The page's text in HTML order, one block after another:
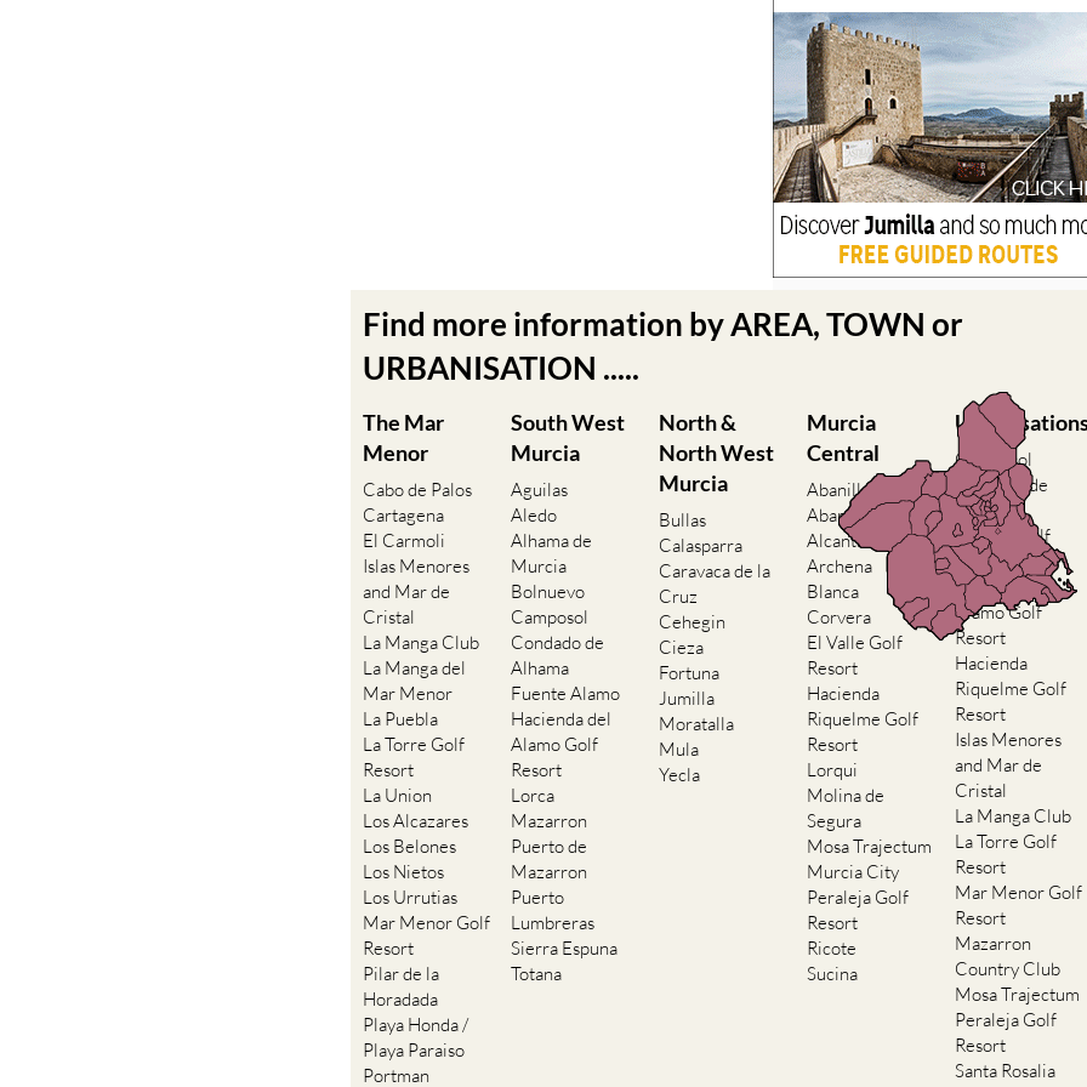
Find more information by AREA, TOWN or
URBANISATION .....
The Mar
Menor
Cabo de Palos
Cartagena
El Carmoli
Islas Menores
and Mar de
Cristal
La Manga Club
La Manga del
Mar Menor
La Puebla
La Torre Golf
Resort
La Union
Los Alcazares
Los Belones
Los Nietos
Los Urrutias
Mar Menor Golf
Resort
Pilar de la
Horadada
Playa Honda /
Playa Paraiso
Portman
South West
Murcia
Aguilas
Aledo
Alhama de
Murcia
Bolnuevo
Camposol
Condado de
Alhama
Fuente Alamo
Hacienda del
Alamo Golf
Resort
Lorca
Mazarron
Puerto de
Mazarron
Puerto
Lumbreras
Sierra Espuna
Totana
North &
North West
Murcia
Bullas
Calasparra
Caravaca de la
Cruz
Cehegin
Cieza
Fortuna
Jumilla
Moratalla
Mula
Yecla
Murcia
Central
Abanilla
Abaran
Alcantarilla
Archena
Blanca
Corvera
El Valle Golf
Resort
Hacienda
Riquelme Golf
Resort
Lorqui
Molina de
Segura
Mosa Trajectum
Murcia City
Peraleja Golf
Resort
Ricote
Sucina
Camposol
Condado de
Alhama
El Valle Golf
Resort
Hacienda del
Alamo Golf
Resort
Hacienda
Riquelme Golf
Resort
Islas Menores
and Mar de
Cristal
La Manga Club
La Torre Golf
Resort
Mar Menor Golf
Resort
Mazarron
Country Club
Mosa Trajectum
Peraleja Golf
Resort
Santa Rosalia